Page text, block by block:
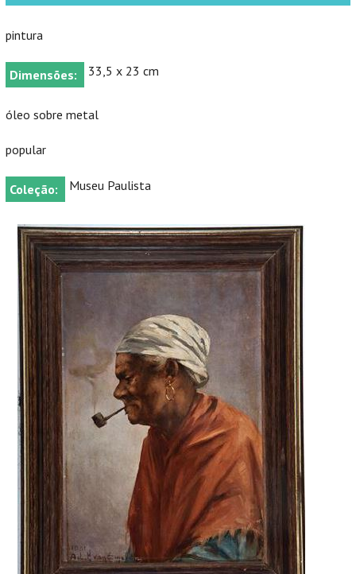
pintura
Dimensões: 33,5 x 23 cm
óleo sobre metal
popular
Coleção: Museu Paulista